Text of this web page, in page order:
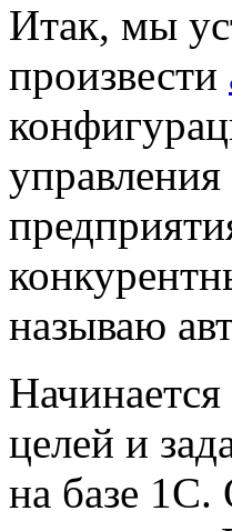
Итак, мы
произвести
называю
целей и
на базе 1С.